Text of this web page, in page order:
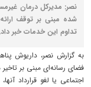
نصر: مدیرکل درمان
شده مبنی بر توقف ارائه
تداوم این خدمات خبر داد.
به گزارش نصر، داریوش
فضای رسانه‌ای مبنی بر تاخیر
اجتماعی یا لغو قرارداد